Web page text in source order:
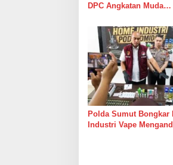
DPC Angkatan Muda
Sinergitas Jaga
Polda Sumut Bongkar
Industri Vape